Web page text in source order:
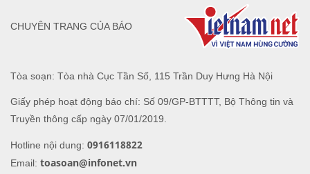
Tòa soạn: Tòa nhà Cục Tần Số, 115 Trần Duy Hưng Hà Nội
Giấy phép hoạt động báo chí: Số 09/GP-BTTTT, Bộ Thông tin và
Truyền thông cấp ngày 07/01/2019.
Hotline nội dung: 0916118822
Email: toasoan@infonet.vn
CHUYÊN TRANG CỦA BÁO